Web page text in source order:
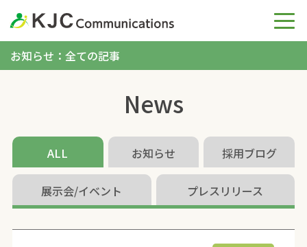
お知らせ：全ての記事
News
ALL お知らせ 採用ブログ
展示会/イベント プレスリリース